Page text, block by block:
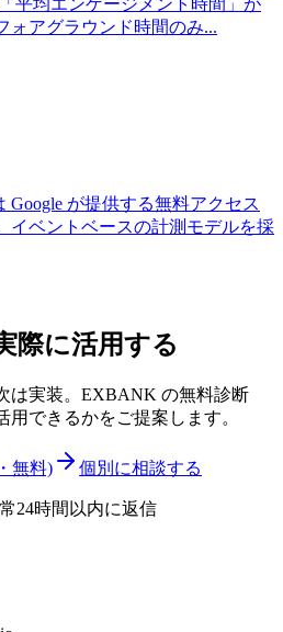
平均エンゲージメント時間」が
ォアグラウンド時間のみ...
Google が提供する無料アクセス
イベントベースの計測モデルを採
際に活用する
は実装。EXBANK の無料診断
できるかをご提案します。
無料) 個別に相談する
24時間以内に返信